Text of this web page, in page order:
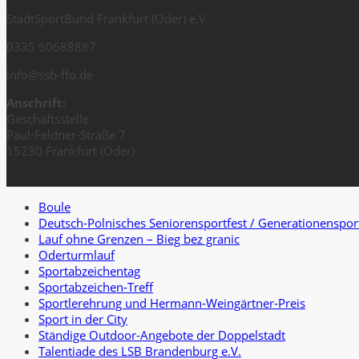
StadtSportBund Frankfurt (Oder) e.V.
0335 60688887
info@ssb-ffo.de
Anschrift:
Geschäftsstelle
Paul-Feldner-Straße 7
15230 Frankfurt (Oder)
Boule
Deutsch-Polnisches Seniorensportfest /
Lauf ohne Grenzen – Bieg bez granic
Oderturmlauf
Sportabzeichentag
Sportabzeichen-Treff
Sportlerehrung und Hermann-Weingärtner-Preis
Sport in der City
Ständige Outdoor-Angebote der Doppelstadt
Talentiade des LSB Brandenburg e.V.